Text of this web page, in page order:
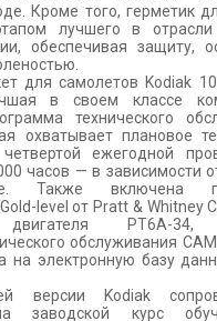
Кроме того, герметик
лучшего в отрасли
обеспечивая защиту,
для самолетов Kodiak
в своем классе
технического
охватывает плановое
ежегодной
часов — в зависимости
Также включена
level от Pratt & Whitney
двигателя PT6A-34,
обслуживания
на электронную базу
версии Kodiak
заводской курс